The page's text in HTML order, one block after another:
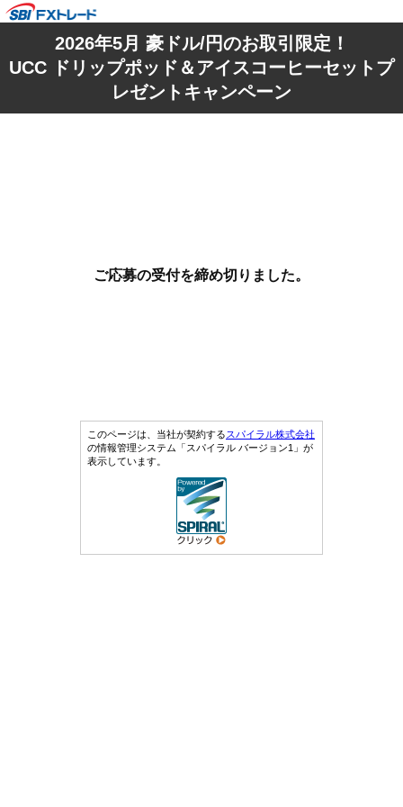
2026年5月 豪ドル/円のお取引限定！
UCC ドリップポッド＆アイスコーヒーセットプ
レゼントキャンペーン
ご応募の受付を締め切りました。
このページは、当社が契約するスパイラル株式会社
の情報管理システム「スパイラル バージョン1」が
表示しています。